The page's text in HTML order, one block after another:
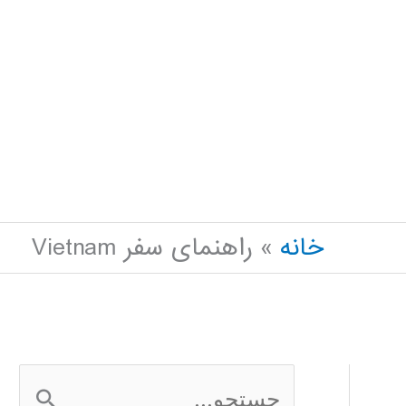
خانه
راهنمای سفر Vietnam